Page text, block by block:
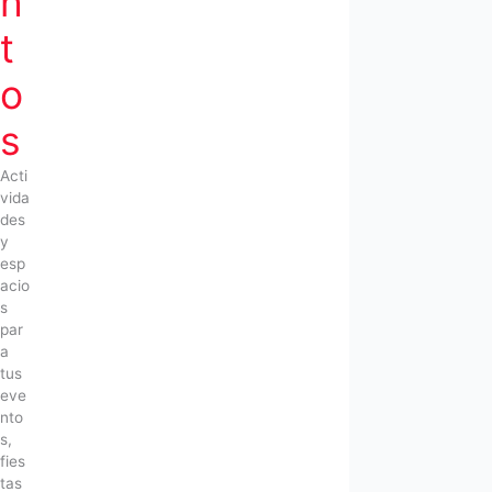
t
o
s
Acti
vida
des
y
esp
acio
s
par
a
tus
eve
nto
s,
fies
tas